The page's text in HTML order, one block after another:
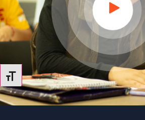
Alternar tamaño de letra